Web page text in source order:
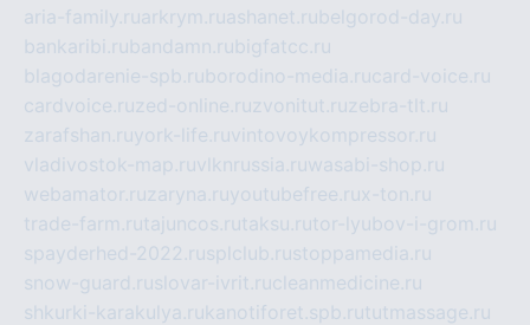
aria-family.ruarkrym.ruashanet.rubelgorod-day.ru
bankaribi.rubandamn.rubigfatcc.ru
blagodarenie-spb.ruborodino-media.rucard-voice.ru
cardvoice.ruzed-online.ruzvonitut.ruzebra-tlt.ru
zarafshan.ruyork-life.ruvintovoykompressor.ru
vladivostok-map.ruvlknrussia.ruwasabi-shop.ru
webamator.ruzaryna.ruyoutubefree.rux-ton.ru
trade-farm.rutajuncos.rutaksu.rutor-lyubov-i-grom.ru
spayderhed-2022.rusplclub.rustoppamedia.ru
snow-guard.ruslovar-ivrit.rucleanmedicine.ru
shkurki-karakulya.rukanotiforet.spb.rututmassage.ru